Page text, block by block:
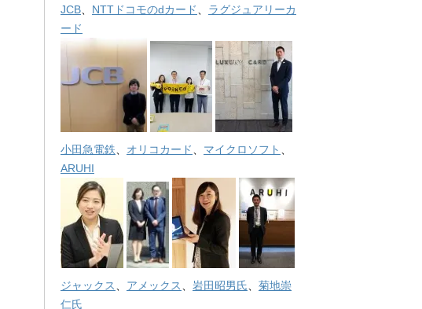
JCB NTTドコモのdカード
ラグジュアリーカ
ード
小田急電鉄 オリコカード マイクロソフト
ARUHI
ジャックス アメックス 岩田昭男氏
菊地崇
仁氏